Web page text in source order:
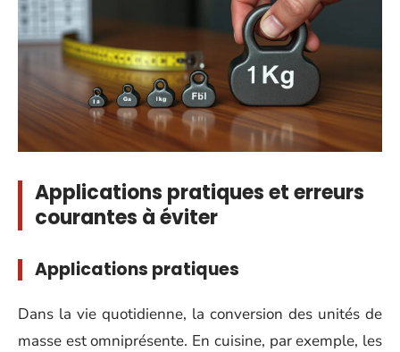
Applications pratiques et erreurs
courantes à éviter
Applications pratiques
Dans la vie quotidienne, la conversion des unités de
masse est omniprésente. En cuisine, par exemple, les